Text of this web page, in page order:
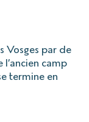
Vosges par de
l’ancien camp
termine en